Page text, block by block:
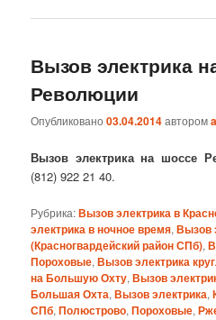
Вызов электрика
Революции
Опубликовано03.04.2014автором
Вызов электрика на шоссе
(812) 922 21 40.
Рубрика:Вызов электрика в
электрика в ночное время,Вызов
(Красногвардейский район СПб),
Пороховые,Вызов электрика
на Большую Охту,Вызов
Большая Охта,Вызов электрика,
СПб,Полюстрово,Пороховые,